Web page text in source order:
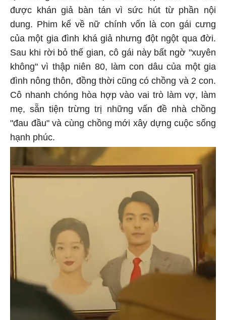
được khán giả bàn tán vì sức hút từ phần nội
dung. Phim kể về nữ chính vốn là con gái cưng
của một gia đình khá giả nhưng đột ngột qua đời.
Sau khi rời bỏ thế gian, cô gái này bất ngờ "xuyên
không" vì thập niên 80, làm con dâu của một gia
đình nông thôn, đồng thời cũng có chồng và 2 con.
Cô nhanh chóng hòa hợp vào vai trò làm vợ, làm
mẹ, sẵn tiện trừng trị những vấn đề nhà chồng
"đau đầu" và cùng chồng mới xây dựng cuộc sống
hạnh phúc.